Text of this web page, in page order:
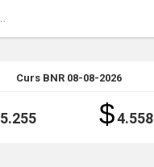
Curs BNR 08-08-2026
5.255 $4.558